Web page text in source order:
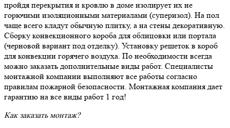
пройдя перекрытия и кровлю в доме изолирует их не
горючими изоляционными материалами (суперизол). На пол
чаще всего кладут обычную плитку, а на стены декоративную.
Сборку конвекционного короба для облицовки или портала
(черновой вариант под отделку). Установку решеток в короб
для конвекции горячего воздуха. По необходимости всегда
можно заказать дополнительные виды работ. Специалисты
монтажной компании выполняют все работы согласно
правилам пожарной безопасности. Монтажная компания дает
гарантию на все виды работ 1 год!
Как заказать монтаж?